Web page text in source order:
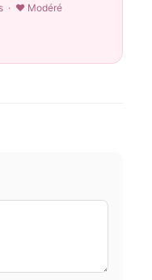
· ♥ Modéré